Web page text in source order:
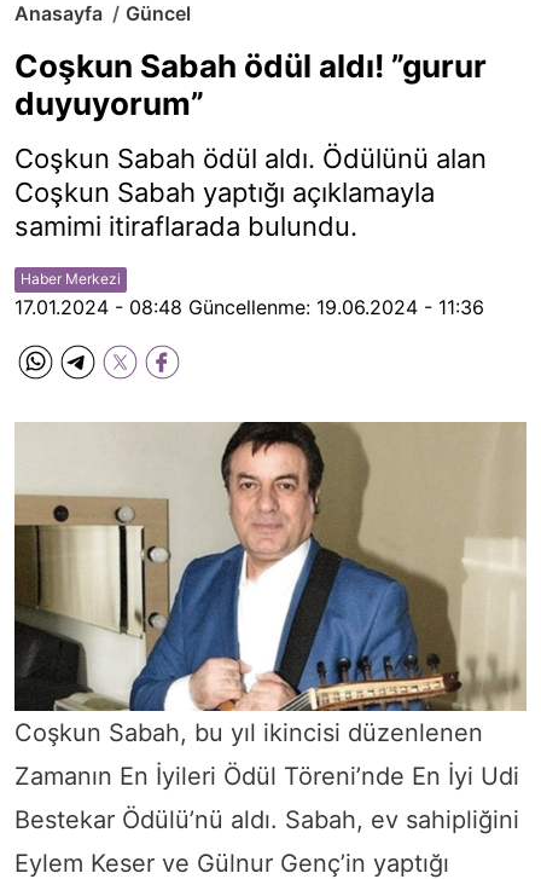
Anasayfa Güncel
Coşkun Sabah ödül aldı! ”gurur
duyuyorum”
Coşkun Sabah ödül aldı. Ödülünü alan
Coşkun Sabah yaptığı açıklamayla
samimi itiraflarada bulundu.
Haber Merkezi
17.01.2024 - 08:48 Güncellenme: 19.06.2024 - 11:36
Coşkun Sabah, bu yıl ikincisi düzenlenen
Zamanın En İyileri Ödül Töreni’nde En İyi Udi
Bestekar Ödülü’nü aldı. Sabah, ev sahipliğini
Eylem Keser ve Gülnur Genç’in yaptığı